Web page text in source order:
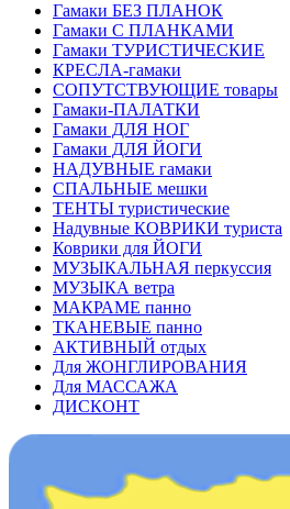
Гамаки БЕЗ ПЛАНОК
Гамаки С ПЛАНКАМИ
Гамаки ТУРИСТИЧЕСКИЕ
КРЕСЛА-гамаки
СОПУТСТВУЮЩИЕ товары
Гамаки-ПАЛАТКИ
Гамаки ДЛЯ НОГ
Гамаки ДЛЯ ЙОГИ
НАДУВНЫЕ гамаки
СПАЛЬНЫЕ мешки
ТЕНТЫ туристические
Надувные КОВРИКИ туриста
Коврики для ЙОГИ
МУЗЫКАЛЬНАЯ перкуссия
МУЗЫКА ветра
МАКРАМЕ панно
ТКАНЕВЫЕ панно
АКТИВНЫЙ отдых
Для ЖОНГЛИРОВАНИЯ
Для МАССАЖА
ДИСКОНТ